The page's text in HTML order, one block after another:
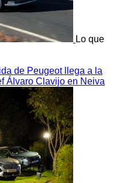
Lo que
de Peugeot llega a la
Álvaro Clavijo en Neiva